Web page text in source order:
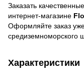
Заказать
интернет-магазине
Оформляйте заказ
средиземноморского
Характеристики